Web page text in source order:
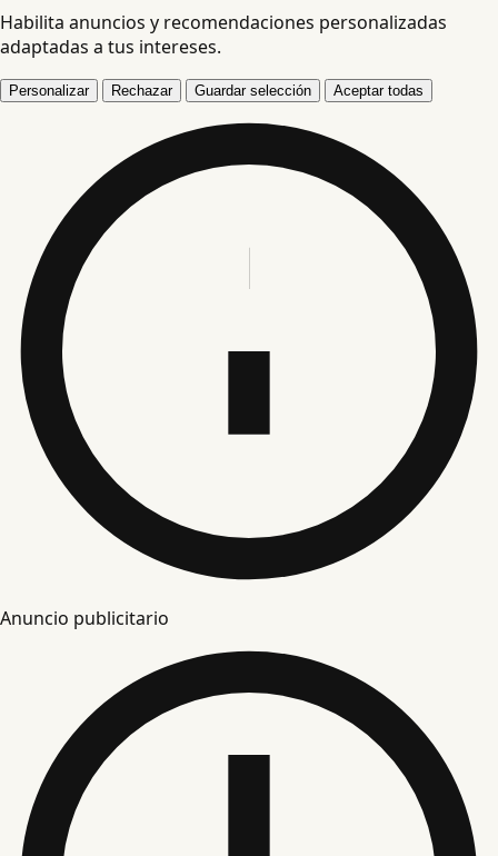
Habilita anuncios y recomendaciones personalizadas
adaptadas a tus intereses.
Personalizar Rechazar Guardar selección Aceptar todas
Anuncio publicitario